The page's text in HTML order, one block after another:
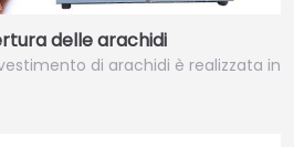
delle arachidi
di arachidi è realizzata in